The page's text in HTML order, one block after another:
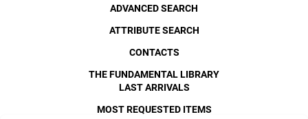
ADVANCED SEARCH
ATTRIBUTE SEARCH
CONTACTS
THE FUNDAMENTAL LIBRARY
LAST ARRIVALS
MOST REQUESTED ITEMS